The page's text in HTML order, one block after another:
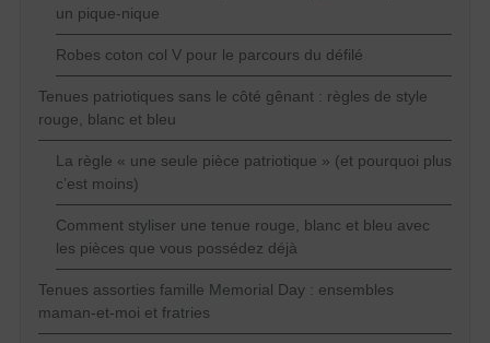
un pique-nique
Robes coton col V pour le parcours du défilé
Tenues patriotiques sans le côté gênant : règles de style
rouge, blanc et bleu
La règle « une seule pièce patriotique » (et pourquoi plus
c’est moins)
Comment styliser une tenue rouge, blanc et bleu avec
les pièces que vous possédez déjà
Tenues assorties famille Memorial Day : ensembles
maman-et-moi et fratries